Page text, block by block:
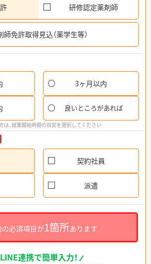
研修認定薬剤師
師免許取得見込（薬学生等）
3ヶ月以内
良いところがあれば
、就業開始時期の目安を選択してください
契約社員
派遣
の必須項目が1箇所あります
LINE連携で簡単入力！